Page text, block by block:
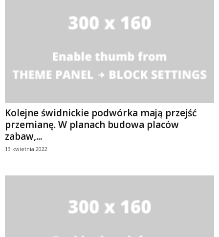
Kolejne świdnickie podwórka mają przejść
przemianę. W planach budowa placów
zabaw,...
13 kwietnia 2022